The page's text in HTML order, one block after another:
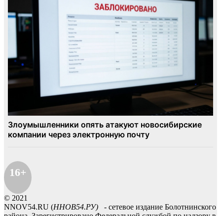
16+
© 2021
NNOV54.RU (ННОВ54.РУ) - сетевое издание Болотнинского